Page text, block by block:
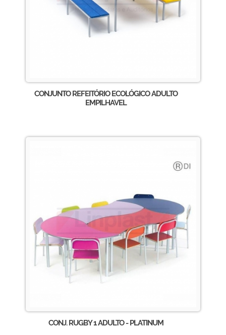
CONJUNTO REFEITÓRIO ECOLÓGICO ADULTO
EMPILHAVEL
CONJ. RUGBY 1 ADULTO - PLATINUM